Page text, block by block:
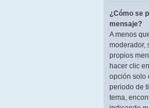
¿Cómo se
mensaje?
A menos
moderador,
propios
hacer clic
opción solo
periodo de
tema,